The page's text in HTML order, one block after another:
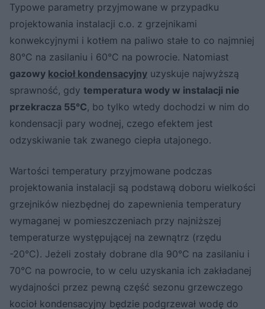
Typowe parametry przyjmowane w przypadku
projektowania instalacji c.o. z grzejnikami
konwekcyjnymi i kotłem na paliwo stałe to co najmniej
80°C na zasilaniu i 60°C na powrocie. Natomiast
gazowy kocioł kondensacyjny uzyskuje najwyższą
sprawność, gdy temperatura wody w instalacji nie
przekracza 55°C, bo tylko wtedy dochodzi w nim do
kondensacji pary wodnej, czego efektem jest
odzyskiwanie tak zwanego ciepła utajonego.
Wartości temperatury przyjmowane podczas
projektowania instalacji są podstawą doboru wielkości
grzejników niezbędnej do zapewnienia temperatury
wymaganej w pomieszczeniach przy najniższej
temperaturze występującej na zewnątrz (rzędu
-20°C). Jeżeli zostały dobrane dla 90°C na zasilaniu i
70°C na powrocie, to w celu uzyskania ich zakładanej
wydajności przez pewną część sezonu grzewczego
kocioł kondensacyjny będzie podgrzewał wodę do